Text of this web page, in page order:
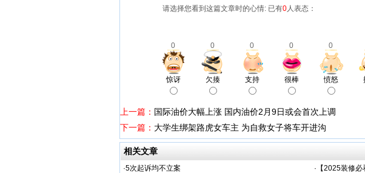
请选择您看到这篇文章时的心情: 已有0人表态：
0 0 0 0 0
惊讶 欠揍 支持 很棒 愤怒
上一篇： 国际油价大幅上涨 国内油价2月9日或会首次上调
下一篇： 大学生绑架路虎女车主 为自救女子将车开进沟
相关文章
·5次起诉均不立案 · 【2025装修